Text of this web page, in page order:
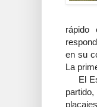
rápido
en su
La
El